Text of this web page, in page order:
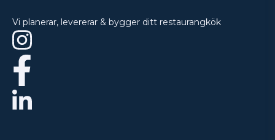
Vi planerar, levererar & bygger ditt restaurangkök